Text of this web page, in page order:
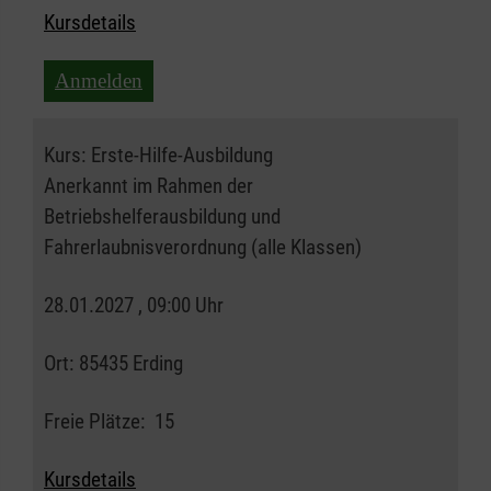
Kursdetails
Anmelden
Kurs: Erste-Hilfe-Ausbildung
Anerkannt im Rahmen der
Betriebshelferausbildung und
Fahrerlaubnisverordnung (alle Klassen)
28.01.2027 , 09:00 Uhr
Ort: 85435 Erding
Freie Plätze: 15
Kursdetails